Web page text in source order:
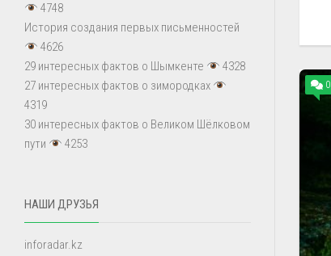
0
4748
История создания первых письменностей
4626
29 интересных фактов о Шымкенте
4328
27 интересных фактов о зимородках
4319
30 интересных фактов о Великом Шёлковом
пути
4253
НАШИ ДРУЗЬЯ
inforadar.kz